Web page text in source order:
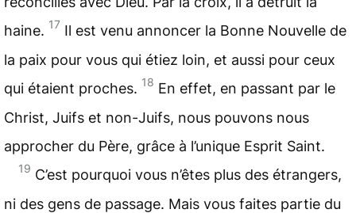
haine. 17 Il est venu annoncer la Bonne Nouvelle de
la paix pour vous qui étiez loin, et aussi pour ceux
qui étaient proches. 18 En effet, en passant par le
Christ, Juifs et non-Juifs, nous pouvons nous
approcher du Père, grâce à l’unique Esprit Saint.
19 C’est pourquoi vous n’êtes plus des étrangers,
ni des gens de passage. Mais vous faites partie du